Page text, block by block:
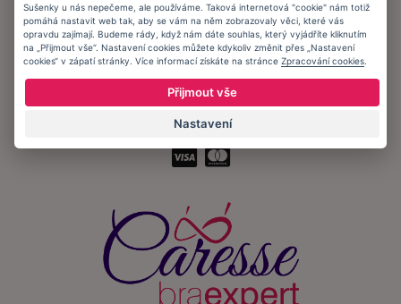
Zůstaňte s námi v kontaktu.
Přijímáme platby:
Sušenky u nás nepečeme, ale používáme. Taková internetová "cookie" nám totiž
pomáhá nastavit web tak, aby se vám na něm zobrazovaly věci, které vás
opravdu zajímají. Budeme rády, když nám dáte souhlas, který vyjádříte kliknutím
na „Přijmout vše“. Nastavení cookies můžete kdykoliv změnit přes „Nastavení
cookies“ v zápatí stránky. Více informací získáte na stránce Zpracování cookies
Přijmout vše
Nastavení